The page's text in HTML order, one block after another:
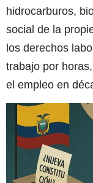
hidrocarburos,
social de la
los derechos
trabajo por
el empleo en